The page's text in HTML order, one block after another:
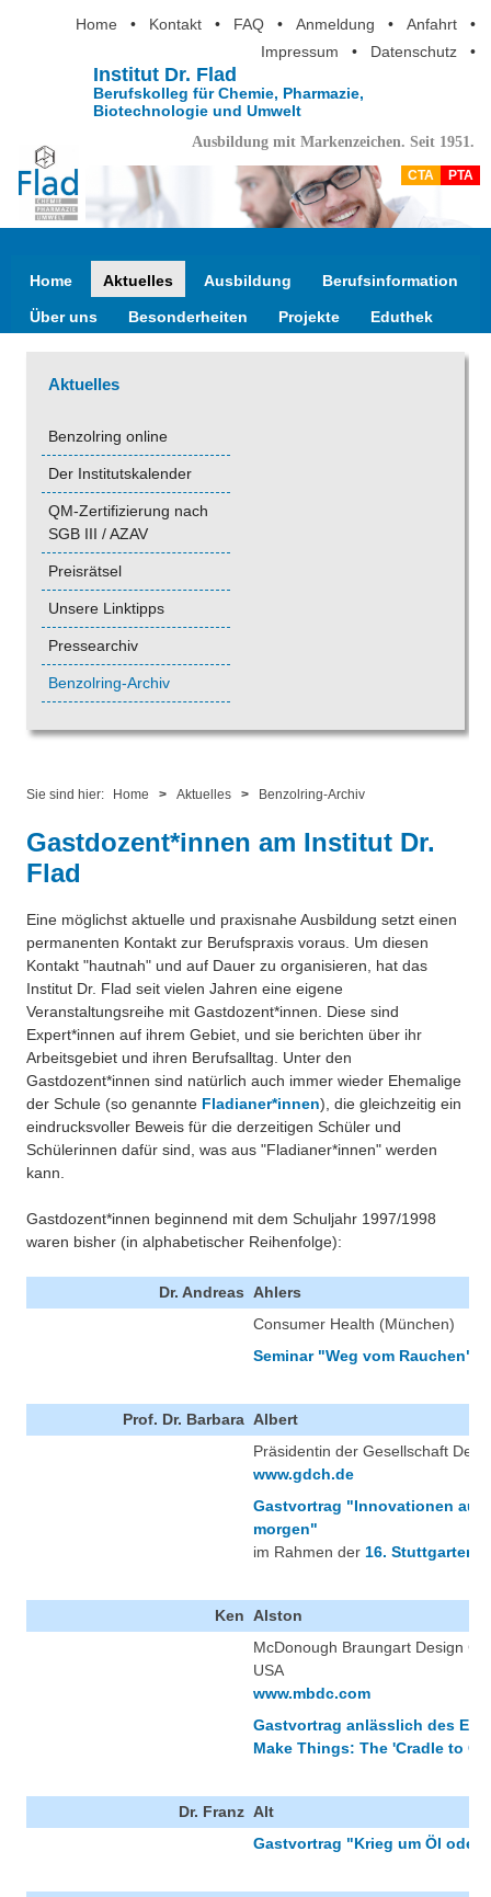
Home • Kontakt • FAQ • Anmeldung • Anfahrt
•
Impressum
• Datenschutz •
Institut Dr. Flad
Berufskolleg für Chemie, Pharmazie,
Biotechnologie und Umwelt
Ausbildung mit Markenzeichen. Seit 1951.
CTA PTA
Home Aktuelles Ausbildung Berufsinformation
Über uns Besonderheiten Projekte Eduthek
Aktuelles
Benzolring online
Der Institutskalender
QM-Zertifizierung nach
SGB III / AZAV
Preisrätsel
Unsere Linktipps
Pressearchiv
Benzolring-Archiv
Sie sind hier: Home > Aktuelles > Benzolring-Archiv
Gastdozent*innen am Institut Dr.
Flad
Eine möglichst aktuelle und praxisnahe Ausbildung setzt einen
permanenten Kontakt zur Berufspraxis voraus. Um diesen
Kontakt "hautnah" und auf Dauer zu organisieren, hat das
Institut Dr. Flad seit vielen Jahren eine eigene
Veranstaltungsreihe mit Gastdozent*innen. Diese sind
Expert*innen auf ihrem Gebiet, und sie berichten über ihr
Arbeitsgebiet und ihren Berufsalltag. Unter den
Gastdozent*innen sind natürlich auch immer wieder Ehemalige
der Schule (so genannte Fladianer*innen), die gleichzeitig ein
eindrucksvoller Beweis für die derzeitigen Schüler und
Schülerinnen dafür sind, was aus "Fladianer*innen" werden
kann.
Gastdozent*innen beginnend mit dem Schuljahr 1997/1998
waren bisher (in alphabetischer Reihenfolge):
Dr. Andreas Ahlers
Consumer Health (München)
Seminar "Weg vom Rauchen"
Prof. Dr. Barbara Albert
Präsidentin der Gesellschaft
www.gdch.de
Gastvortrag "Innovationen aus
morgen"
im Rahmen der 16. Stuttgarter
Ken Alston
McDonough Braungart Design
USA
www.mbdc.com
Gastvortrag anlässlich des
Make Things: The 'Cradle to
Dr. Franz Alt
Gastvortrag "Krieg um Öl oder